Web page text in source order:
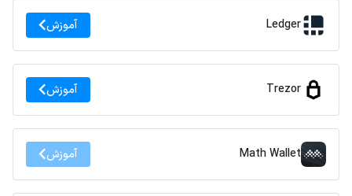
Ledger آموزش
Trezor آموزش
Math Wallet آموزش